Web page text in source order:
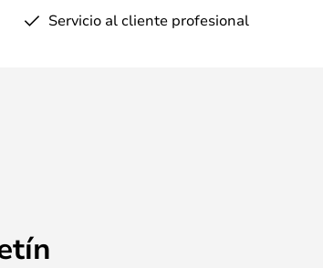
Servicio al cliente profesional